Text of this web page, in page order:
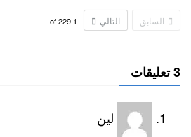
السابق التالي 1
229
3 تعليقات
لين